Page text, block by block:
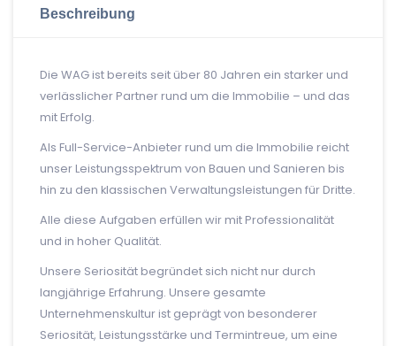
Beschreibung
Die WAG ist bereits seit über 80 Jahren ein starker und
verlässlicher Partner rund um die Immobilie – und das
mit Erfolg.
Als Full-Service-Anbieter rund um die Immobilie reicht
unser Leistungsspektrum von Bauen und Sanieren bis
hin zu den klassischen Verwaltungsleistungen für Dritte.
Alle diese Aufgaben erfüllen wir mit Professionalität
und in hoher Qualität.
Unsere Seriosität begründet sich nicht nur durch
langjährige Erfahrung. Unsere gesamte
Unternehmenskultur ist geprägt von besonderer
Seriosität, Leistungsstärke und Termintreue, um eine